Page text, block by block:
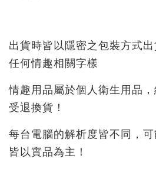
出貨時皆以隱密之包裝方式
任何情趣相關字樣
情趣用品屬於個人衛生用品
受退換貨！
每台電腦的解析度皆不同，
皆以實品為主！